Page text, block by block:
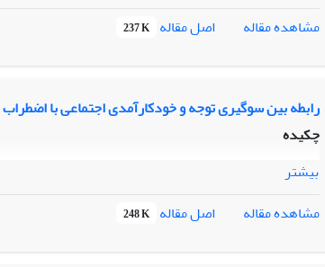
مشاهده مقاله
اصل مقاله 237 K
رابطه بین سوگیری توجه و خودکارآمدی اجتماعی با
چکیده
بیشتر
مشاهده مقاله
اصل مقاله 248 K